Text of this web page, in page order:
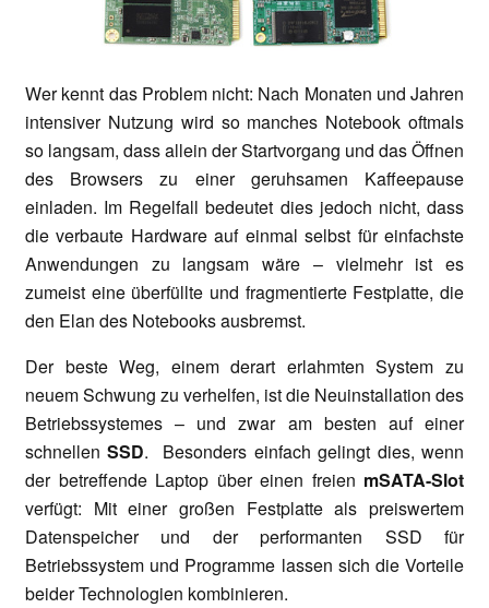
Wer kennt das Problem nicht: Nach Monaten und Jahren
intensiver Nutzung wird so manches Notebook oftmals
so langsam, dass allein der Startvorgang und das Öffnen
des Browsers zu einer geruhsamen Kaffeepause
einladen. Im Regelfall bedeutet dies jedoch nicht, dass
die verbaute Hardware auf einmal selbst für einfachste
Anwendungen zu langsam wäre – vielmehr ist es
zumeist eine überfüllte und fragmentierte Festplatte, die
den Elan des Notebooks ausbremst.
Der beste Weg, einem derart erlahmten System zu
neuem Schwung zu verhelfen, ist die Neuinstallation des
Betriebssystemes – und zwar am besten auf einer
schnellenSSD. Besonders einfach gelingt dies, wenn
der betreffende Laptop über einen freien mSATA-Slot
verfügt: Mit einer großen Festplatte als preiswertem
Datenspeicher und der performanten SSD für
Betriebssystem und Programme lassen sich die Vorteile
beider Technologien kombinieren.